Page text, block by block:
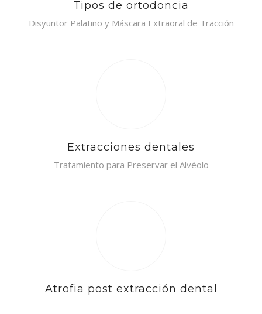
Tipos de ortodoncia
Disyuntor Palatino y Máscara Extraoral de Tracción
Extracciones dentales
Tratamiento para Preservar el Alvéolo
Atrofia post extracción dental